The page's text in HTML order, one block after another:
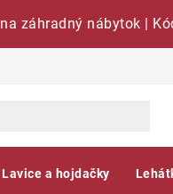
na záhradný nábytok |
Lavice a hojdačky